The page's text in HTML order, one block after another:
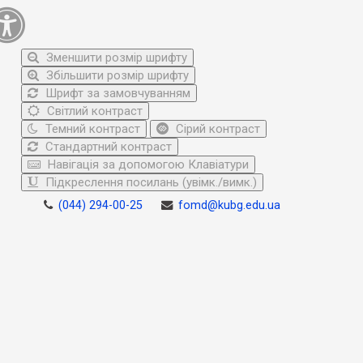
Зменшити розмір шрифту
Збільшити розмір шрифту
Шрифт за замовчуванням
Світлий контраст
Темний контраст
Сірий контраст
Стандартний контраст
Навігація за допомогою Клавіатури
Підкреслення посилань (увімк./вимк.)
(044) 294-00-25 fomd@kubg.edu.ua